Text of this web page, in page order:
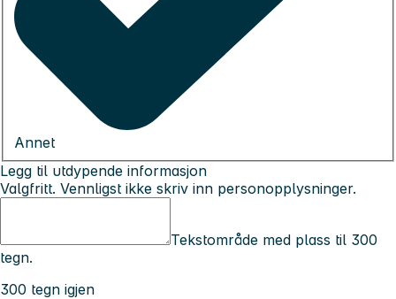
Annet
Legg til utdypende informasjon
Valgfritt. Vennligst ikke skriv inn personopplysninger.
Tekstområde med plass til 300
tegn.
300 tegn igjen